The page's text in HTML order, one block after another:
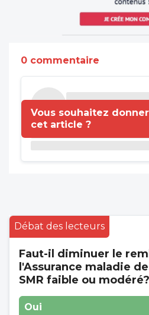
0 commentaire
Vous souhaitez
cet article ?
Débat des lecteurs
Faut-il diminuer le
l'Assurance maladie
SMR faible ou modéré?
Oui